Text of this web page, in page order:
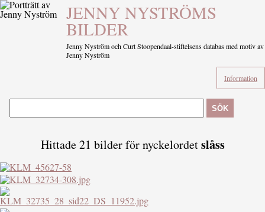
JENNY NYSTRÖMS
BILDER
Jenny Nyström och Curt Stoopendaal-stiftelsens databas med motiv av
Jenny Nyström
Information
SÖK
Hittade 21 bilder för nyckelordetslåss